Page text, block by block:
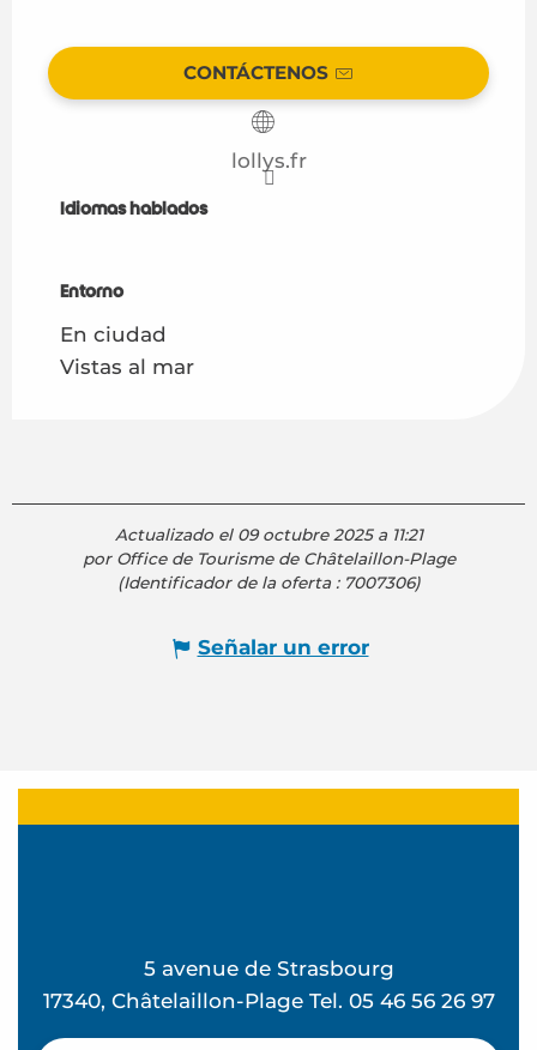
CONTÁCTENOS
lollys.fr
Idiomas hablados
Idiomas hablados
Entorno
Entorno
En ciudad
Vistas al mar
Actualizado el 09 octubre 2025 a 11:21
por Office de Tourisme de Châtelaillon-Plage
(Identificador de la oferta : 7007306)
Señalar un error
5 avenue de Strasbourg
17340, Châtelaillon-Plage Tel. 05 46 56 26 97